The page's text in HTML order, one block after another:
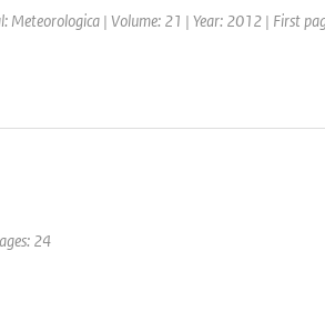
Meteorologica | Volume: 21 | Year: 2012 | First
24